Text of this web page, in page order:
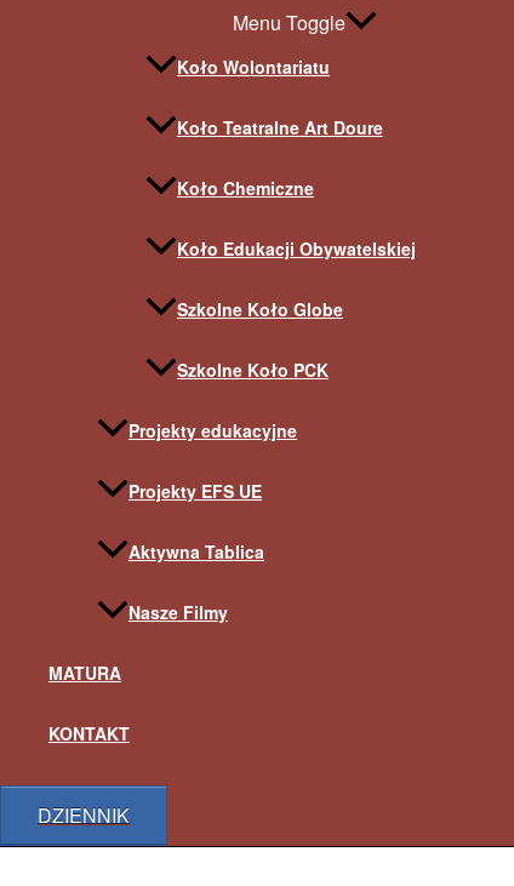
Menu Toggle
Koło Wolontariatu
Koło Teatralne Art Doure
Koło Chemiczne
Koło Edukacji Obywatelskiej
Szkolne Koło Globe
Szkolne Koło PCK
Projekty edukacyjne
Projekty EFS UE
Aktywna Tablica
Nasze Filmy
MATURA
KONTAKT
DZIENNIK